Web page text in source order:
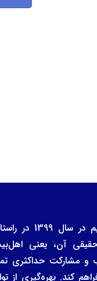
بنیاد خیران و واقفان دانشگاه علوم و معارف قرآن کریم
آن، یعنی
و مشارکت حداکثری
کند. بهره‌گیری از